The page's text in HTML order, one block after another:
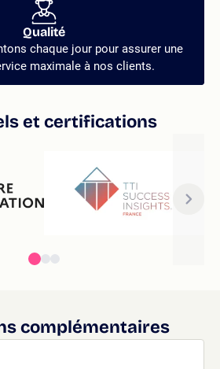
Qualité
chaque jour pour assurer une
maximale à nos clients.
et certifications
complémentaires